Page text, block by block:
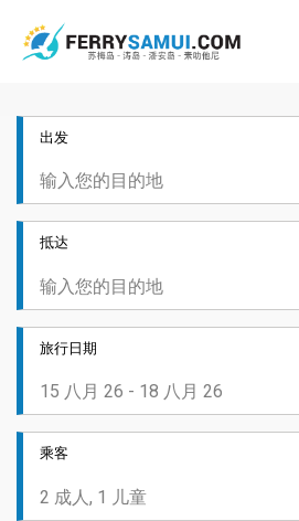
出发
抵达
旅行日期
乘客